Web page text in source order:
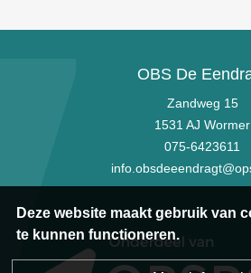
OBS De
Zandweg 15
1531 AJ Wormer
075-6423611
Deze website maakt gebruik van
te kunnen functioneren.